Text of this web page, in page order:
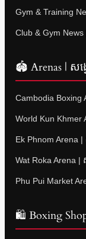
Gym & Training
Club & Gym News
🏟 Arenas | សង្
Cambodia Boxing
World Kun Khmer
Ek Phnom Arena |
Wat Roka Arena | ស
Phu Pui Market
🛍 Boxing